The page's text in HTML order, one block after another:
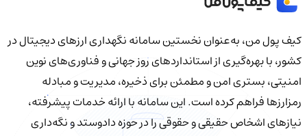
کیف‌ پول من، به‌عنوان نخستین سامانه نگهداری ارزهای دیجیتال در
کشور، با بهره‌گیری از استانداردهای روز جهانی و فناوری‌های نوین
امنیتی، بستری امن و مطمئن برای ذخیره، مدیریت و مبادله
رمزارزها فراهم کرده است. این سامانه با ارائه خدمات پیشرفته،
نیازهای اشخاص حقیقی و حقوقی را در حوزه دادوستد و نگه‌داری